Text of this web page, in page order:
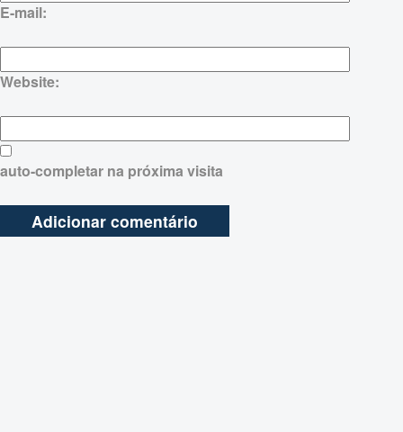
E-mail:
Website:
auto-completar na próxima visita